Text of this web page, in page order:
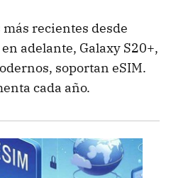
más recientes desde
adelante, Galaxy S20+,
soportan eSIM.
cada año.